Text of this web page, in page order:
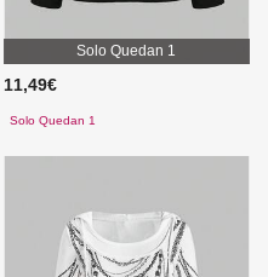
Solo Quedan 1
11,49€
Solo Quedan 1